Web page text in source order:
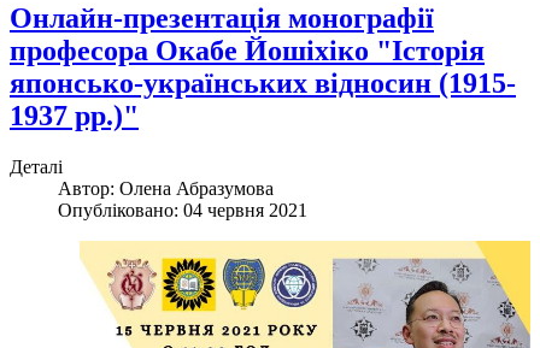
Онлайн-презентація монографії
професора Окабе Йошіхіко "Історія
японсько-українських відносин (1915-
1937 рр.)"
Деталі
Автор: Олена Абразумова
Опубліковано: 04 червня 2021